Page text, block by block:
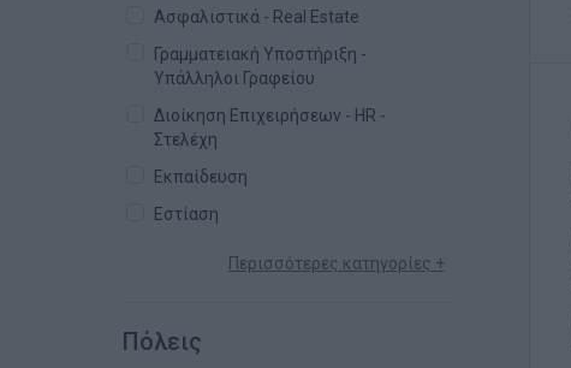
Ασφαλιστικά - Real Estate
Γραμματειακή Υποστήριξη -
Υπάλληλοι Γραφείου
Διοίκηση Επιχειρήσεων - HR -
Στελέχη
Εκπαίδευση
Εστίαση
Περισσότερες κατηγορίες +
Πόλεις